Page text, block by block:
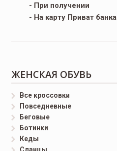
- При получении
- На карту Приват банка
ЖЕНСКАЯ ОБУВЬ
Все кроссовки
Повседневные
Беговые
Ботинки
Кеды